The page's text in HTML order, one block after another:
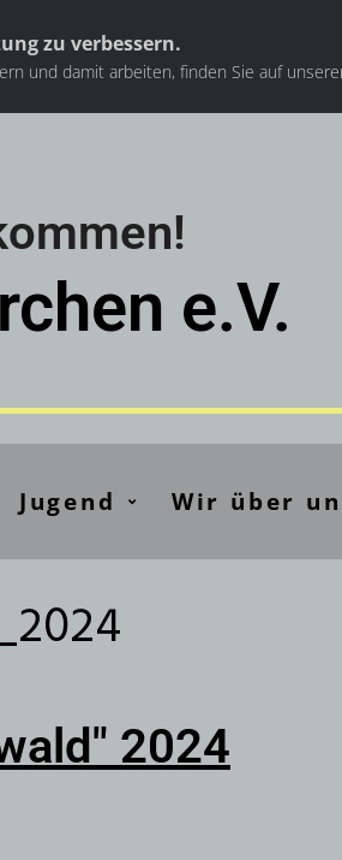
e.V.
Jugend Wir über
2024
zu verbessern.
und damit arbeiten, finden Sie auf